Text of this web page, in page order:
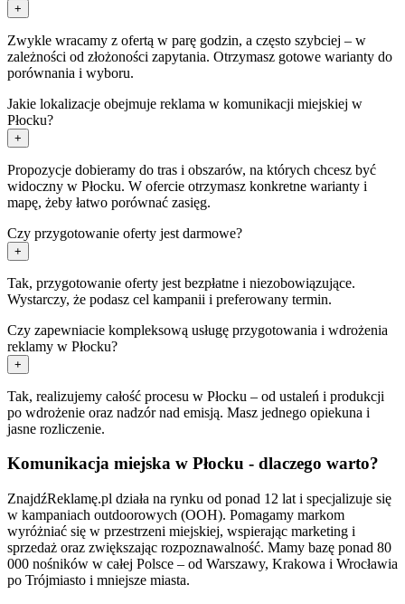
+
Zwykle wracamy z ofertą w parę godzin, a często szybciej – w
zależności od złożoności zapytania. Otrzymasz gotowe warianty do
porównania i wyboru.
Jakie lokalizacje obejmuje reklama w komunikacji miejskiej w
Płocku?
+
Propozycje dobieramy do tras i obszarów, na których chcesz być
widoczny w Płocku. W ofercie otrzymasz konkretne warianty i
mapę, żeby łatwo porównać zasięg.
Czy przygotowanie oferty jest darmowe?
+
Tak, przygotowanie oferty jest bezpłatne i niezobowiązujące.
Wystarczy, że podasz cel kampanii i preferowany termin.
Czy zapewniacie kompleksową usługę przygotowania i wdrożenia
reklamy w Płocku?
+
Tak, realizujemy całość procesu w Płocku – od ustaleń i produkcji
po wdrożenie oraz nadzór nad emisją. Masz jednego opiekuna i
jasne rozliczenie.
Komunikacja miejska w Płocku - dlaczego warto?
ZnajdźReklamę.pl działa na rynku od ponad 12 lat i specjalizuje się
w kampaniach outdoorowych (OOH). Pomagamy markom
wyróżniać się w przestrzeni miejskiej, wspierając marketing i
sprzedaż oraz zwiększając rozpoznawalność. Mamy bazę ponad 80
000 nośników w całej Polsce – od Warszawy, Krakowa i Wrocławia
po Trójmiasto i mniejsze miasta.